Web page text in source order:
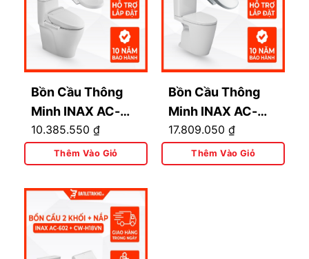
Bồn Cầu Thông
Minh INAX AC-
989+CW-H17VN
10.385.550 ₫
Thêm Vào Giỏ
Bồn Cầu Thông
Minh INAX AC-
602+CW-
KB22AVN
17.809.050 ₫
Thêm Vào Giỏ